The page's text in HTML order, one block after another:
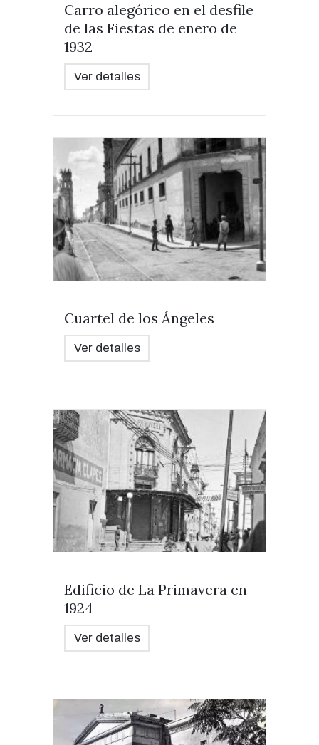
Carro alegórico en el desfile
de las Fiestas de enero de
1932
Ver detalles
Cuartel de los Ángeles
Ver detalles
Edificio de La Primavera en
1924
Ver detalles